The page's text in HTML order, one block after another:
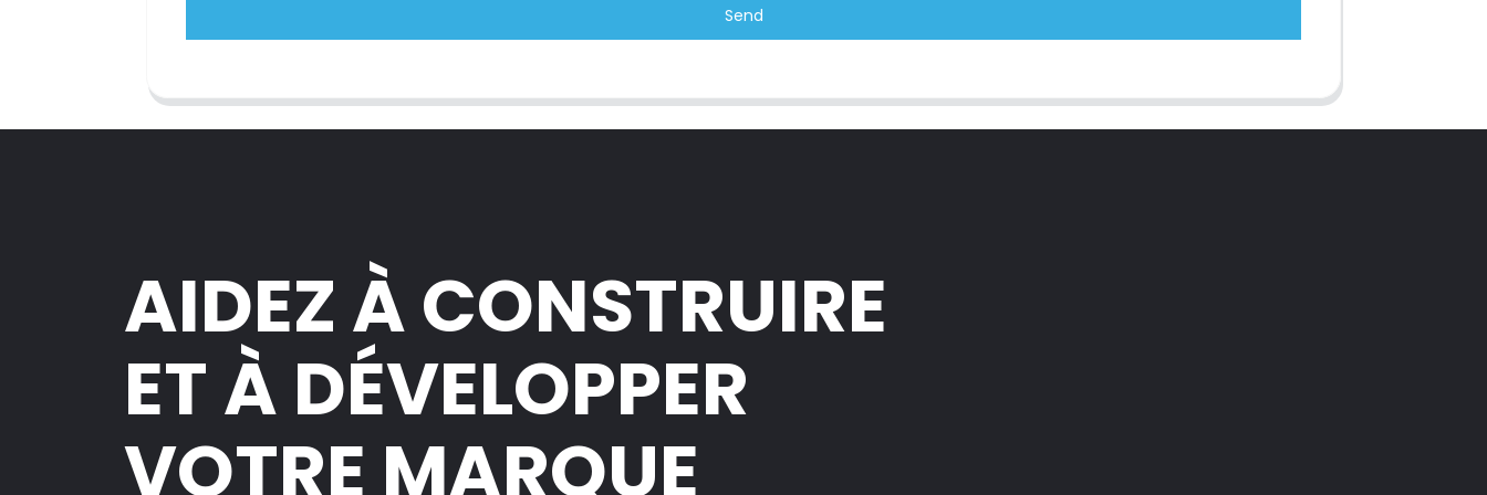
Send
AIDEZ À CONSTRUIRE
ET À DÉVELOPPER
VOTRE MARQUE